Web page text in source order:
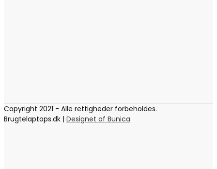
Copyright 2021 - Alle rettigheder forbeholdes.
Brugtelaptops.dk | Designet af Bunica